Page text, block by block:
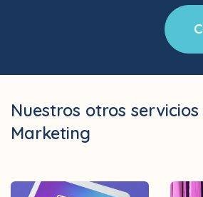
Nuestros otros
Marketing